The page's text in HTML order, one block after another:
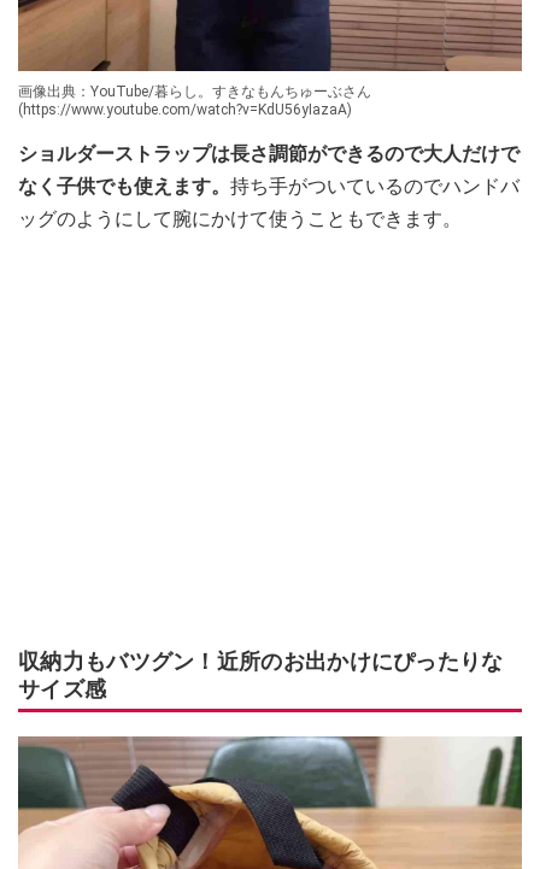
画像出典：YouTube/暮らし。すきなもんちゅーぶさん
(https://www.youtube.com/watch?v=KdU56yIazaA)
ショルダーストラップは長さ調節ができるので大人だけで
なく子供でも使えます。 持ち手がついているのでハンドバ
ッグのようにして腕にかけて使うこともできます。
収納力もバツグン！近所のお出かけにぴったりな
サイズ感